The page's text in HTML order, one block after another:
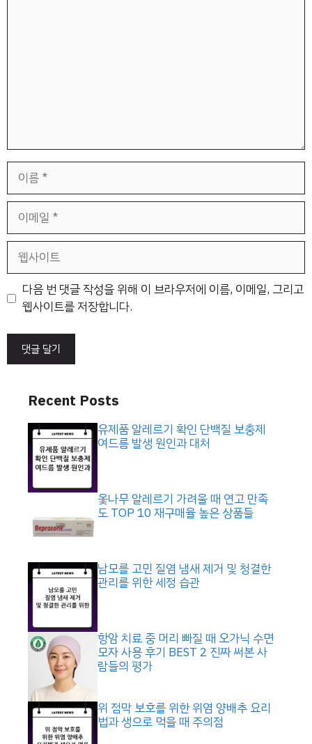
일
트
다음 번 댓글 작성을 위해 이 브라우저에 이름, 이메일, 그리고
웹사이트를 저장합니다.
Recent Posts
유제품 알레르기 확인 단백질 보충제
여드름 발생 원인과 대처
옻나무 알레르기 가려울 때 연고 만족
도 TOP 10 재구매율 높은 상품들
남모를 고민 질염 냄새 제거 및 청결한
관리를 위한 세정 습관
항암 치료 중 머리 빠질 때 오가닉 수면
모자 사용 후기 BEST 2 진짜 써본 사
람들의 평가
위 점막 보호를 위한 위염 양배추 요리
법과 생으로 먹을 때 주의점